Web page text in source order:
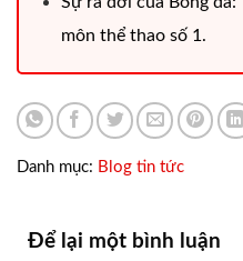
môn thể thao số 1.
Danh mục: Blog tin tức
Để lại một bình luận